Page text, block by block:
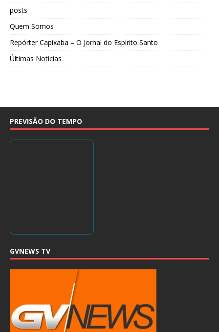
posts
Quem Somos
Repórter Capixaba – O Jornal do Espírito Santo
Últimas Notícias
PREVISÃO DO TEMPO
GVNEWS TV